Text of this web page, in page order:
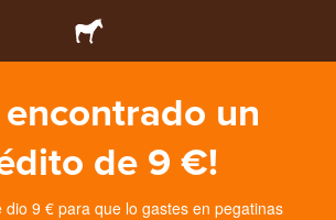
encontrado un
de 9 €!
dio 9 € para que lo gastes en pegatinas